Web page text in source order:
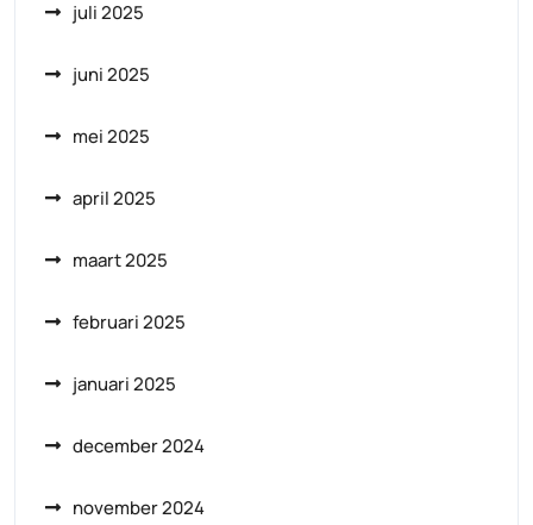
juli 2025
juni 2025
mei 2025
april 2025
maart 2025
februari 2025
januari 2025
december 2024
november 2024